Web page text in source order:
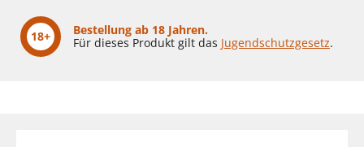
18+
Bestellung ab 18 Jahren.
Für dieses Produkt gilt das Jugendschutzgesetz.